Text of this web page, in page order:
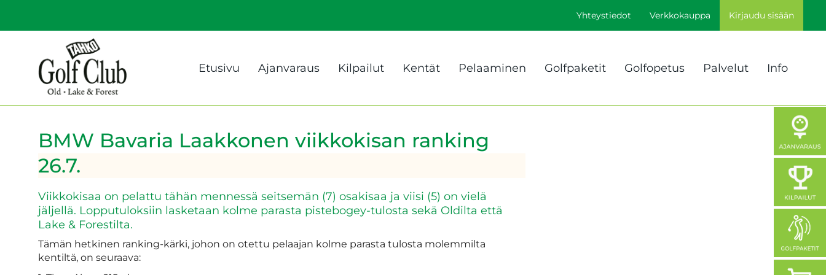
Yhteystiedot Verkkokauppa Kirjaudu sisään
Etusivu Ajanvaraus Kilpailut Kentät Pelaaminen Golfpaketit Golfopetus Palvelut Info
BMW Bavaria Laakkonen viikkokisan ranking
26.7.
Viikkokisaa on pelattu tähän mennessä seitsemän (7) osakisaa ja viisi (5) on vielä
jäljellä. Lopputuloksiin lasketaan kolme parasta pistebogey-tulosta sekä Oldilta että
Lake & Forestilta.
Tämän hetkinen ranking-kärki, johon on otettu pelaajan kolme parasta tulosta molemmilta
kentiltä, on seuraava: